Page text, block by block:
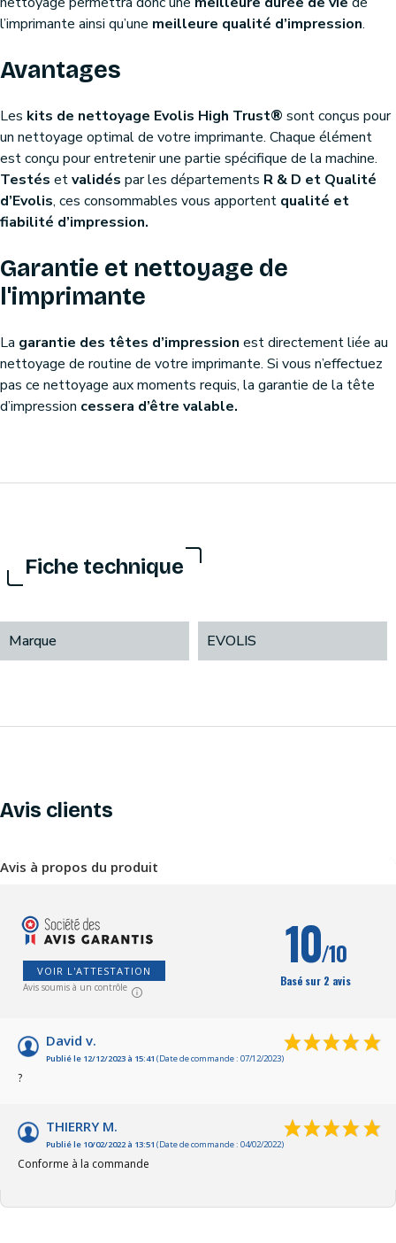
l’imprimante ainsi qu’une meilleure qualité d’impression.
Avantages
Les kits de nettoyage Evolis High Trust® sont conçus pour
un nettoyage optimal de votre imprimante. Chaque élément
est conçu pour entretenir une partie spécifique de la machine.
Testés etvalidés par les départements R & D et Qualité
d’Evolis, ces consommables vous apportent qualité et
fiabilité d’impression.
Garantie et nettoyage de
l'imprimante
La garantie des têtes d’impression est directement liée au
nettoyage de routine de votre imprimante. Si vous n’effectuez
pas ce nettoyage aux moments requis, la garantie de la tête
d’impression cessera d’être valable.
Fiche technique
Marque EVOLIS
Avis clients
Avis à propos du produit
VOIR L'ATTESTATION
Avis soumis à un contrôle
10/10
Basé sur 2 avis
David v.
Publié le 12/12/2023 à 15:41 (Date de commande : 07/12/2023)
?
THIERRY M.
Publié le 10/02/2022 à 13:51 (Date de commande : 04/02/2022)
Conforme à la commande